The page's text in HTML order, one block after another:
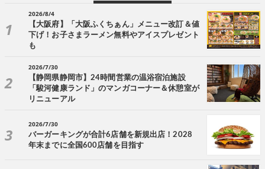
2026/8/4
【大阪府】「大阪ふくちぁん」メニュー改訂＆値
下げ！お子さまラーメン無料やアイスプレゼント
も
2026/7/30
【静岡県静岡市】24時間営業の温浴宿泊施設
「駿河健康ランド」のマンガコーナー＆休憩室が
リニューアル
2026/7/30
バーガーキングが合計6店舗を新規出店！2028
年末までに全国600店舗を目指す